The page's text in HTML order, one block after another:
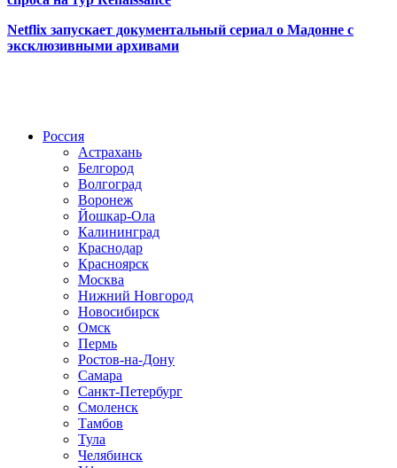
Netflix запускает документальный сериал о Мадонне с
эксклюзивными архивами
Россия
Астрахань
Белгород
Волгоград
Воронеж
Йошкар-Ола
Калининград
Краснодар
Красноярск
Москва
Нижний Новгород
Новосибирск
Омск
Пермь
Ростов-на-Дону
Самара
Санкт-Петербург
Смоленск
Тамбов
Тула
Челябинск